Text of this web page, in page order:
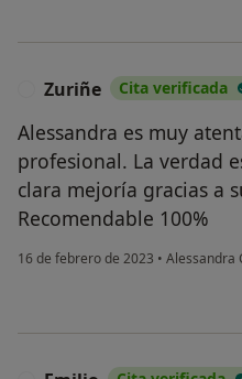
Zuriñe Cita verificada
Alessandra es muy
profesional. La verdad
clara mejoría gracias a
Recomendable 100%
16 de febrero de 2023 • Alessandra